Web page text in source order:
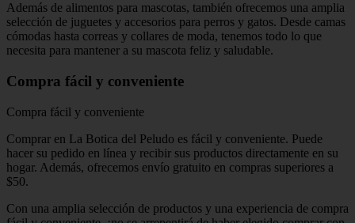
Además de alimentos para mascotas, también ofrecemos una amplia
selección de juguetes y accesorios para perros y gatos. Desde camas
cómodas hasta correas y collares de moda, tenemos todo lo que
necesita para mantener a su mascota feliz y saludable.
Compra fácil y conveniente
Compra fácil y conveniente
Comprar en La Botica del Peludo es fácil y conveniente. Puede
hacer su pedido en línea y recibir sus productos directamente en su
hogar. Además, ofrecemos envío gratuito en compras superiores a
$50.
Con una amplia selección de productos y una experiencia de compra